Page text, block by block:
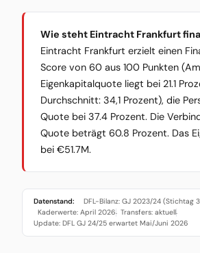
Wie steht Eintracht Frankfurt
Eintracht Frankfurt erzielt einen
Score von 60 aus 100 Punkten
Eigenkapitalquote liegt bei 21.1
Durchschnitt: 34,1 Prozent), die
Quote bei 37.4 Prozent. Die
Quote beträgt 60.8 Prozent. Das
bei €51.7M.
Datenstand: DFL-Bilanz: GJ 2023/24 (Stichtag
Kaderwerte: April 2026· Transfers: aktuell·
Update: DFL GJ 24/25 erwartet Mai/Juni 2026